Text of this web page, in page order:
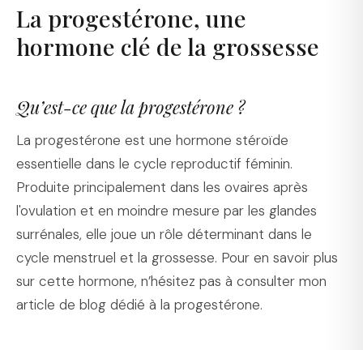
La progestérone, une
hormone clé de la grossesse
Qu’est-ce que la progestérone ?
La progestérone est une hormone stéroïde
essentielle dans le cycle reproductif féminin.
Produite principalement dans les ovaires après
l'ovulation et en moindre mesure par les glandes
surrénales, elle joue un rôle déterminant dans le
cycle menstruel et la grossesse. Pour en savoir plus
sur cette hormone, n’hésitez pas à consulter mon
article de blog dédié à la progestérone.